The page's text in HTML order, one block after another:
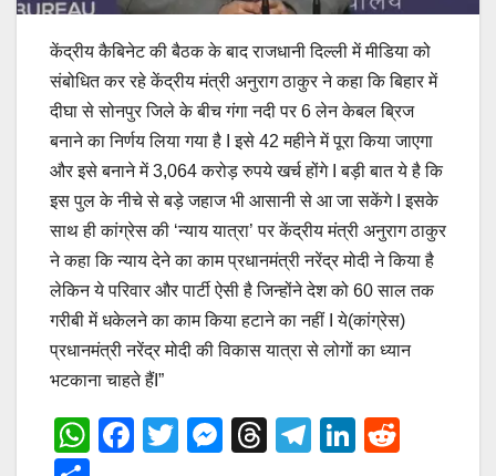
केंद्रीय कैबिनेट की बैठक के बाद राजधानी दिल्ली में मीडिया को
संबोधित कर रहे केंद्रीय मंत्री अनुराग ठाकुर ने कहा कि बिहार में
दीघा से सोनपुर जिले के बीच गंगा नदी पर 6 लेन केबल ब्रिज
बनाने का निर्णय लिया गया है I इसे 42 महीने में पूरा किया जाएगा
और इसे बनाने में 3,064 करोड़ रुपये खर्च होंगे I बड़ी बात ये है कि
इस पुल के नीचे से बड़े जहाज भी आसानी से आ जा सकेंगे I इसके
साथ ही कांग्रेस की ‘न्याय यात्रा’ पर केंद्रीय मंत्री अनुराग ठाकुर
ने कहा कि न्याय देने का काम प्रधानमंत्री नरेंद्र मोदी ने किया है
लेकिन ये परिवार और पार्टी ऐसी है जिन्होंने देश को 60 साल तक
गरीबी में धकेलने का काम किया हटाने का नहीं I ये(कांग्रेस)
प्रधानमंत्री नरेंद्र मोदी की विकास यात्रा से लोगों का ध्यान
भटकाना चाहते हैंI”
W
F
T
M
T
T
Li